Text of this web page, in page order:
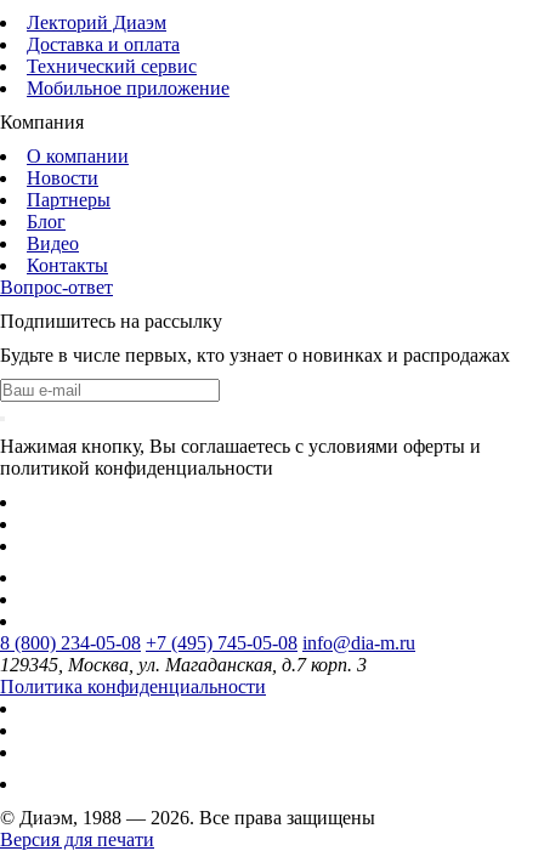
Лекторий Диаэм
Доставка и оплата
Технический сервис
Мобильное приложение
Компания
О компании
Новости
Партнеры
Блог
Видео
Контакты
Вопрос-ответ
Подпишитесь на рассылку
Будьте в числе первых, кто узнает о новинках и распродажах
Нажимая кнопку, Вы соглашаетесь с условиями оферты и
политикой конфиденциальности
8 (800) 234-05-08 +7 (495) 745-05-08 info@dia-m.ru
129345, Москва, ул. Магаданская, д.7 корп. 3
Политика конфиденциальности
© Диаэм, 1988 — 2026. Все права защищены
Версия для печати